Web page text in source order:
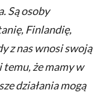
Są osoby
Finlandię,
z nas wnosi swoją
że mamy w
działania mogą